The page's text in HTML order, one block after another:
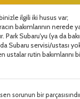
ilgili iki husus var;
bakımlarının nerede
Park Subaru'yu (ya da
Subaru servisi/ustası
rutin bakımlarını
sorunun bir